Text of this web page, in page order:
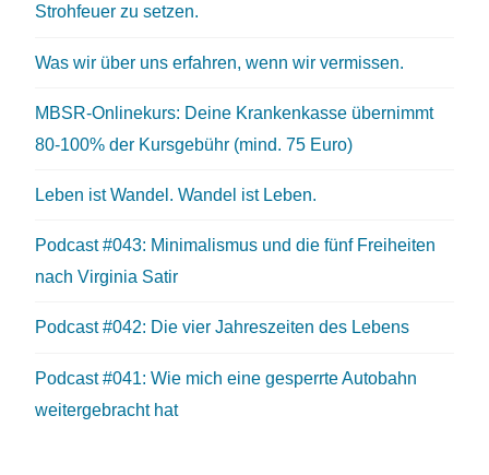
Strohfeuer zu setzen.
Was wir über uns erfahren, wenn wir vermissen.
MBSR-Onlinekurs: Deine Krankenkasse übernimmt
80-100% der Kursgebühr (mind. 75 Euro)
Leben ist Wandel. Wandel ist Leben.
Podcast #043: Minimalismus und die fünf Freiheiten
nach Virginia Satir
Podcast #042: Die vier Jahreszeiten des Lebens
Podcast #041: Wie mich eine gesperrte Autobahn
weitergebracht hat